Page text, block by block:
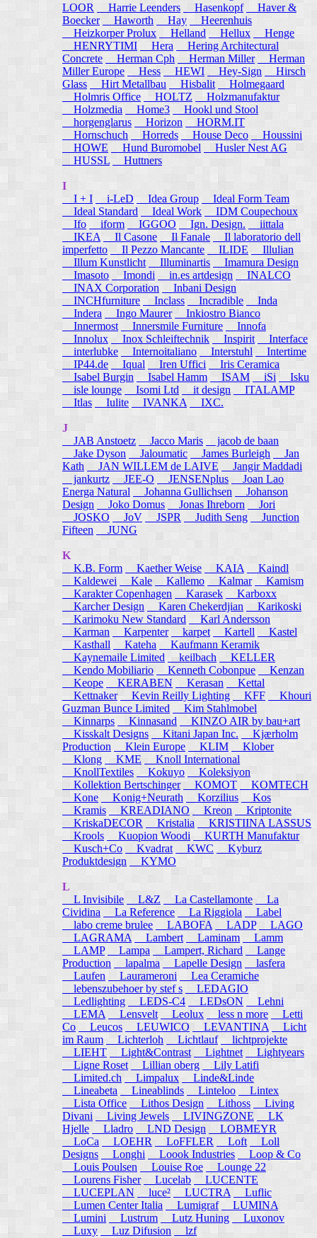
LOOR
Harrie Leenders Hasenkopf
Haver &
Boecker
Haworth Hay
Heerenhuis
Heizkorper Prolux
Helland Hellux
Henge
HENRYTIMI
Hera
Hering Architectural
Concrete
Herman Cph Herman Miller
Herman
Miller Europe
Hess HEWI Hey-Sign
Hirsch
Glass
Hirt Metallbau Hisbalit
Holmegaard
Holmris Office
HOLTZ
Holzmanufaktur
Holzmedia
Home3
Hookl und Stool
horgenglarus
Horizon
HORM.IT
Hornschuch
Horreds House Deco
Houssini
HOWE
Hund Buromobel
Husler Nest AG
HUSSL
Huttners
I
I + I
i-LeD Idea Group
Ideal Form Team
Ideal Standard
Ideal Work
IDM Coupechoux
Ifo
iform IGGOO Ign. Design.
iittala
IKEA
Il Casone Il Fanale
Il laboratorio dell
imperfetto
Il Pezzo Mancante ILIDE
Illulian
Illum Kunstlicht
Illuminartis
Imamura Design
Imasoto
Imondi in.es artdesign
INALCO
INAX Corporation
Inbani Design
INCHfurniture
Inclass Incradible
Inda
Indera
Ingo Maurer
Inkiostro Bianco
Innermost
Innersmile Furniture
Innofa
Innolux
Inox Schleiftechnik Inspirit
Interface
interlubke
Internoitaliano Interstuhl
Intertime
IP44.de
Iqual Iren Uffici
Iris Ceramica
Isabel Burgin
Isabel Hamm ISAM iSi Isku
isle lounge
Isomi Ltd it design
ITALAMP
Itlas
Iulite IVANKA IXC.
J
JAB Anstoetz
Jacco Maris
jacob de baan
Jake Dyson
Jaloumatic James Burleigh
Jan
Kath
JAN WILLEM de LAIVE
Jangir Maddadi
jankurtz JEE-O JENSENplus
Joan Lao
Energa Natural
Johanna Gullichsen
Johanson
Design
Joko Domus Jonas Ihreborn
Jori
JOSKO
JoV JSPR Judith Seng
Junction
Fifteen
JUNG
K
K.B. Form
Kaether Weise KAIA
Kaindl
Kaldewei
Kale Kallemo Kalmar
Kamism
Karakter Copenhagen
Karasek
Karboxx
Karcher Design
Karen Chekerdjian
Karikoski
Karimoku New Standard
Karl Andersson
Karman
Karpenter karpet Kartell
Kastel
Kasthall
Kateha
Kaufmann Keramik
Kaynemaile Limited keilbach
KELLER
Kendo Mobiliario
Kenneth Cobonpue
Kenzan
Keope
KERABEN Kerasan
Kettal
Kettnaker Kevin Reilly Lighting KFF
Khouri
Guzman Bunce Limited
Kim Stahlmobel
Kinnarps
Kinnasand
KINZO AIR by bau+art
Kisskalt Designs
Kitani Japan Inc.
Kjærholm
Production
Klein Europe KLIM
Klober
Klong
KME
Knoll International
KnollTextiles
Kokuyo
Koleksiyon
Kollektion Bertschinger KOMOT
KOMTECH
Kone
Konig+Neurath Korzilius
Kos
Kramis
KREADIANO Kreon
Kriptonite
KriskaDECOR
Kristalia
KRISTIINA LASSUS
Krools
Kuopion Woodi
KURTH Manufaktur
Kusch+Co
Kvadrat KWC
Kyburz
Produktdesign
KYMO
L
L Invisibile
L&Z La Castellamonte
La
Cividina
La Reference La Riggiola
Label
labo creme brulee
LABOFA LADP
LAGO
LAGRAMA
Lambert Laminam
Lamm
LAMP
Lampa Lampert, Richard
Lange
Production
lapalma Lapelle Design
lasfera
Laufen
Laurameroni
Lea Ceramiche
lebenszubehoer by stef s
LEDAGIO
Ledlighting
LEDS-C4 LEDsON
Lehni
LEMA
Lensvelt Leolux less n more
Letti
Co
Leucos LEUWICO LEVANTINA
Licht
im Raum
Lichterloh Lichtlauf lichtprojekte
LIEHT
Light&Contrast Lightnet
Lightyears
Ligne Roset
Lillian oberg
Lily Latifi
Limited.ch
Limpalux
Linde&Linde
Lineabeta
Lineablinds Linteloo
Lintex
Lista Office Lithos Design Lithoss
Living
Divani
Living Jewels LIVINGZONE
LK
Hjelle
Lladro LND Design
LOBMEYR
LoCa
LOEHR LoFFLER Loft
Loll
Designs
Longhi Loook Industries
Loop & Co
Louis Poulsen
Louise Roe
Lounge 22
Lourens Fisher
Lucelab
LUCENTE
LUCEPLAN
luce² LUCTRA
Luflic
Lumen Center Italia
Lumigraf
LUMINA
Lumini
Lustrum Lutz Huning
Luxonov
Luxy
Luz Difusion lzf